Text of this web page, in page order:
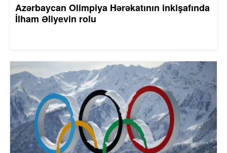
Azərbaycan Olimpiya Hərəkatının inkişafında
İlham Əliyevin rolu